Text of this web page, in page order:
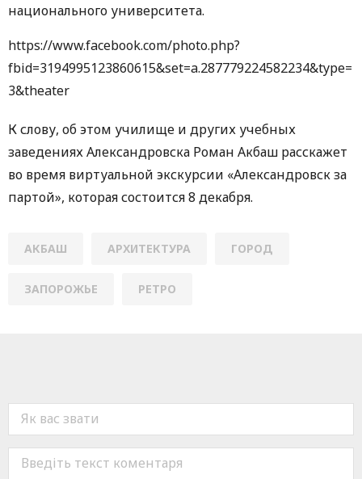
национального университета.
https://www.facebook.com/photo.php?
fbid=3194995123860615&set=a.287779224582234&type=
3&theater
К слову, об этом училище и других учебных
заведениях Александровска Роман Акбаш расскажет
во время виртуальной экскурсии «Александровск за
партой», которая состоится 8 декабря.
АКБАШ АРХИТЕКТУРА ГОРОД
ЗАПОРОЖЬЕ РЕТРО